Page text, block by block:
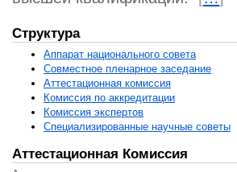
Структура
Аппарат национального совета
Совместное пленарное заседание
Аттестационная комисcия
Комиссия по аккредитации
Комиссия экспертов
Специализированные научные советы
Аттестационная Комиссия